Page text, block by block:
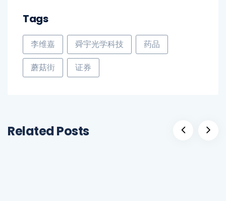
Tags
李维嘉 舜宇光学科技 药品
蘑菇街 证券
Related Posts